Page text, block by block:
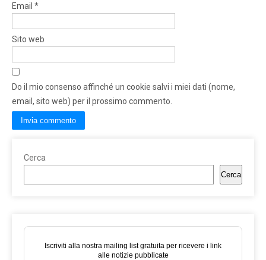
Email *
Sito web
Do il mio consenso affinché un cookie salvi i miei dati (nome,
email, sito web) per il prossimo commento.
Cerca
Cerca
Iscriviti alla nostra mailing list gratuita per ricevere i link
alle notizie pubblicate